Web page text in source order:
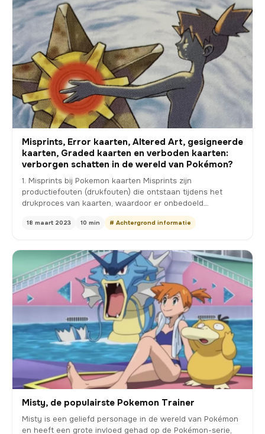
Misprints, Error kaarten, Altered Art, gesigneerde
kaarten, Graded kaarten en verboden kaarten:
verborgen schatten in de wereld van Pokémon?
1. Misprints bij Pokemon kaarten Misprints zijn
productiefouten (drukfouten) die ontstaan tijdens het
drukproces van kaarten, waardoor er onbedoeld
18 maart 2023 10 min # Achtergrond informatie
Misty, de populairste Pokemon Trainer
Misty is een geliefd personage in de wereld van Pokémon
en heeft een grote invloed gehad op de Pokémon-serie,